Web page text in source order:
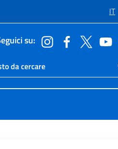
IT
su:
sito live